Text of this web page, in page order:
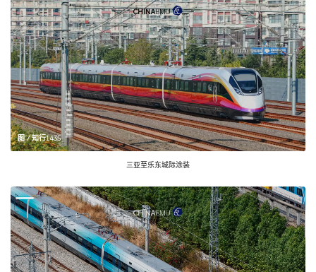
图 / 知行1435
三亚至乐东城际涂装